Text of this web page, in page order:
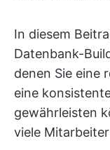
In diesem
Datenbank-
denen Sie eine
eine
gewährleisten
viele